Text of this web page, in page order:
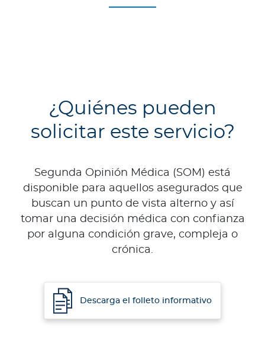
¿Quiénes pueden
solicitar este servicio?
Segunda Opinión Médica (SOM) está
disponible para aquellos asegurados que
buscan un punto de vista alterno y así
tomar una decisión médica con confianza
por alguna condición grave, compleja o
crónica.
Descarga el folleto informativo